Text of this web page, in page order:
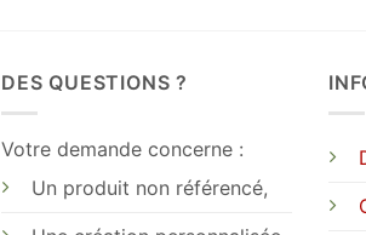
DES QUESTIONS ?
Votre demande concerne :
Un produit non référencé,